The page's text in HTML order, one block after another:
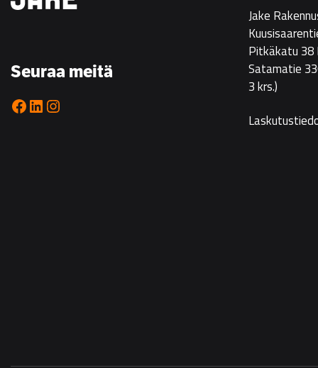
Jake
Pitkäkatu 38
Satamatie
3 krs.)
Seuraa meitä
Facebook
LinkedIn
Instagram